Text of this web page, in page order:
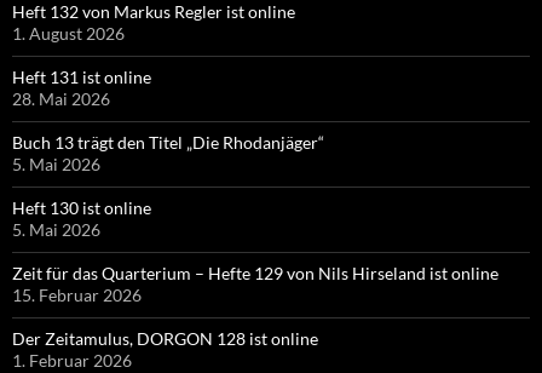
Heft 132 von Markus Regler ist online
1. August 2026
Heft 131 ist online
28. Mai 2026
Buch 13 trägt den Titel „Die Rhodanjäger“
5. Mai 2026
Heft 130 ist online
5. Mai 2026
Zeit für das Quarterium – Hefte 129 von Nils Hirseland ist online
15. Februar 2026
Der Zeitamulus, DORGON 128 ist online
1. Februar 2026